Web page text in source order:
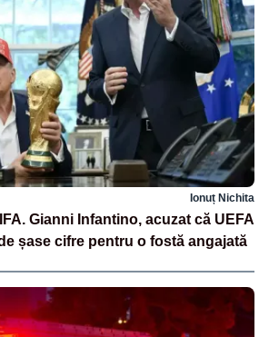
Ionuț Nichita
Gianni Infantino, acuzat că UEFA
șase cifre pentru o fostă angajată